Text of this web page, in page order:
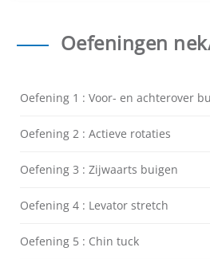
Oefeningen
Oefening 1 : Voor- en achterover
Oefening 2 : Actieve rotaties
Oefening 3 : Zijwaarts buigen
Oefening 4 : Levator stretch
Oefening 5 : Chin tuck